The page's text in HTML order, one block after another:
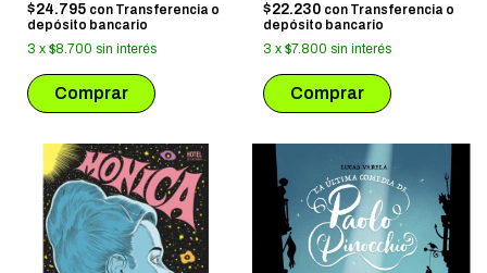
$24.795 con Transferencia o
depósito bancario
3 x $8.700 sin interés
$22.230 con Transferencia o
depósito bancario
3 x $7.800 sin interés